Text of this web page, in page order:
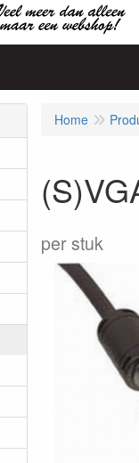
Home
per stuk